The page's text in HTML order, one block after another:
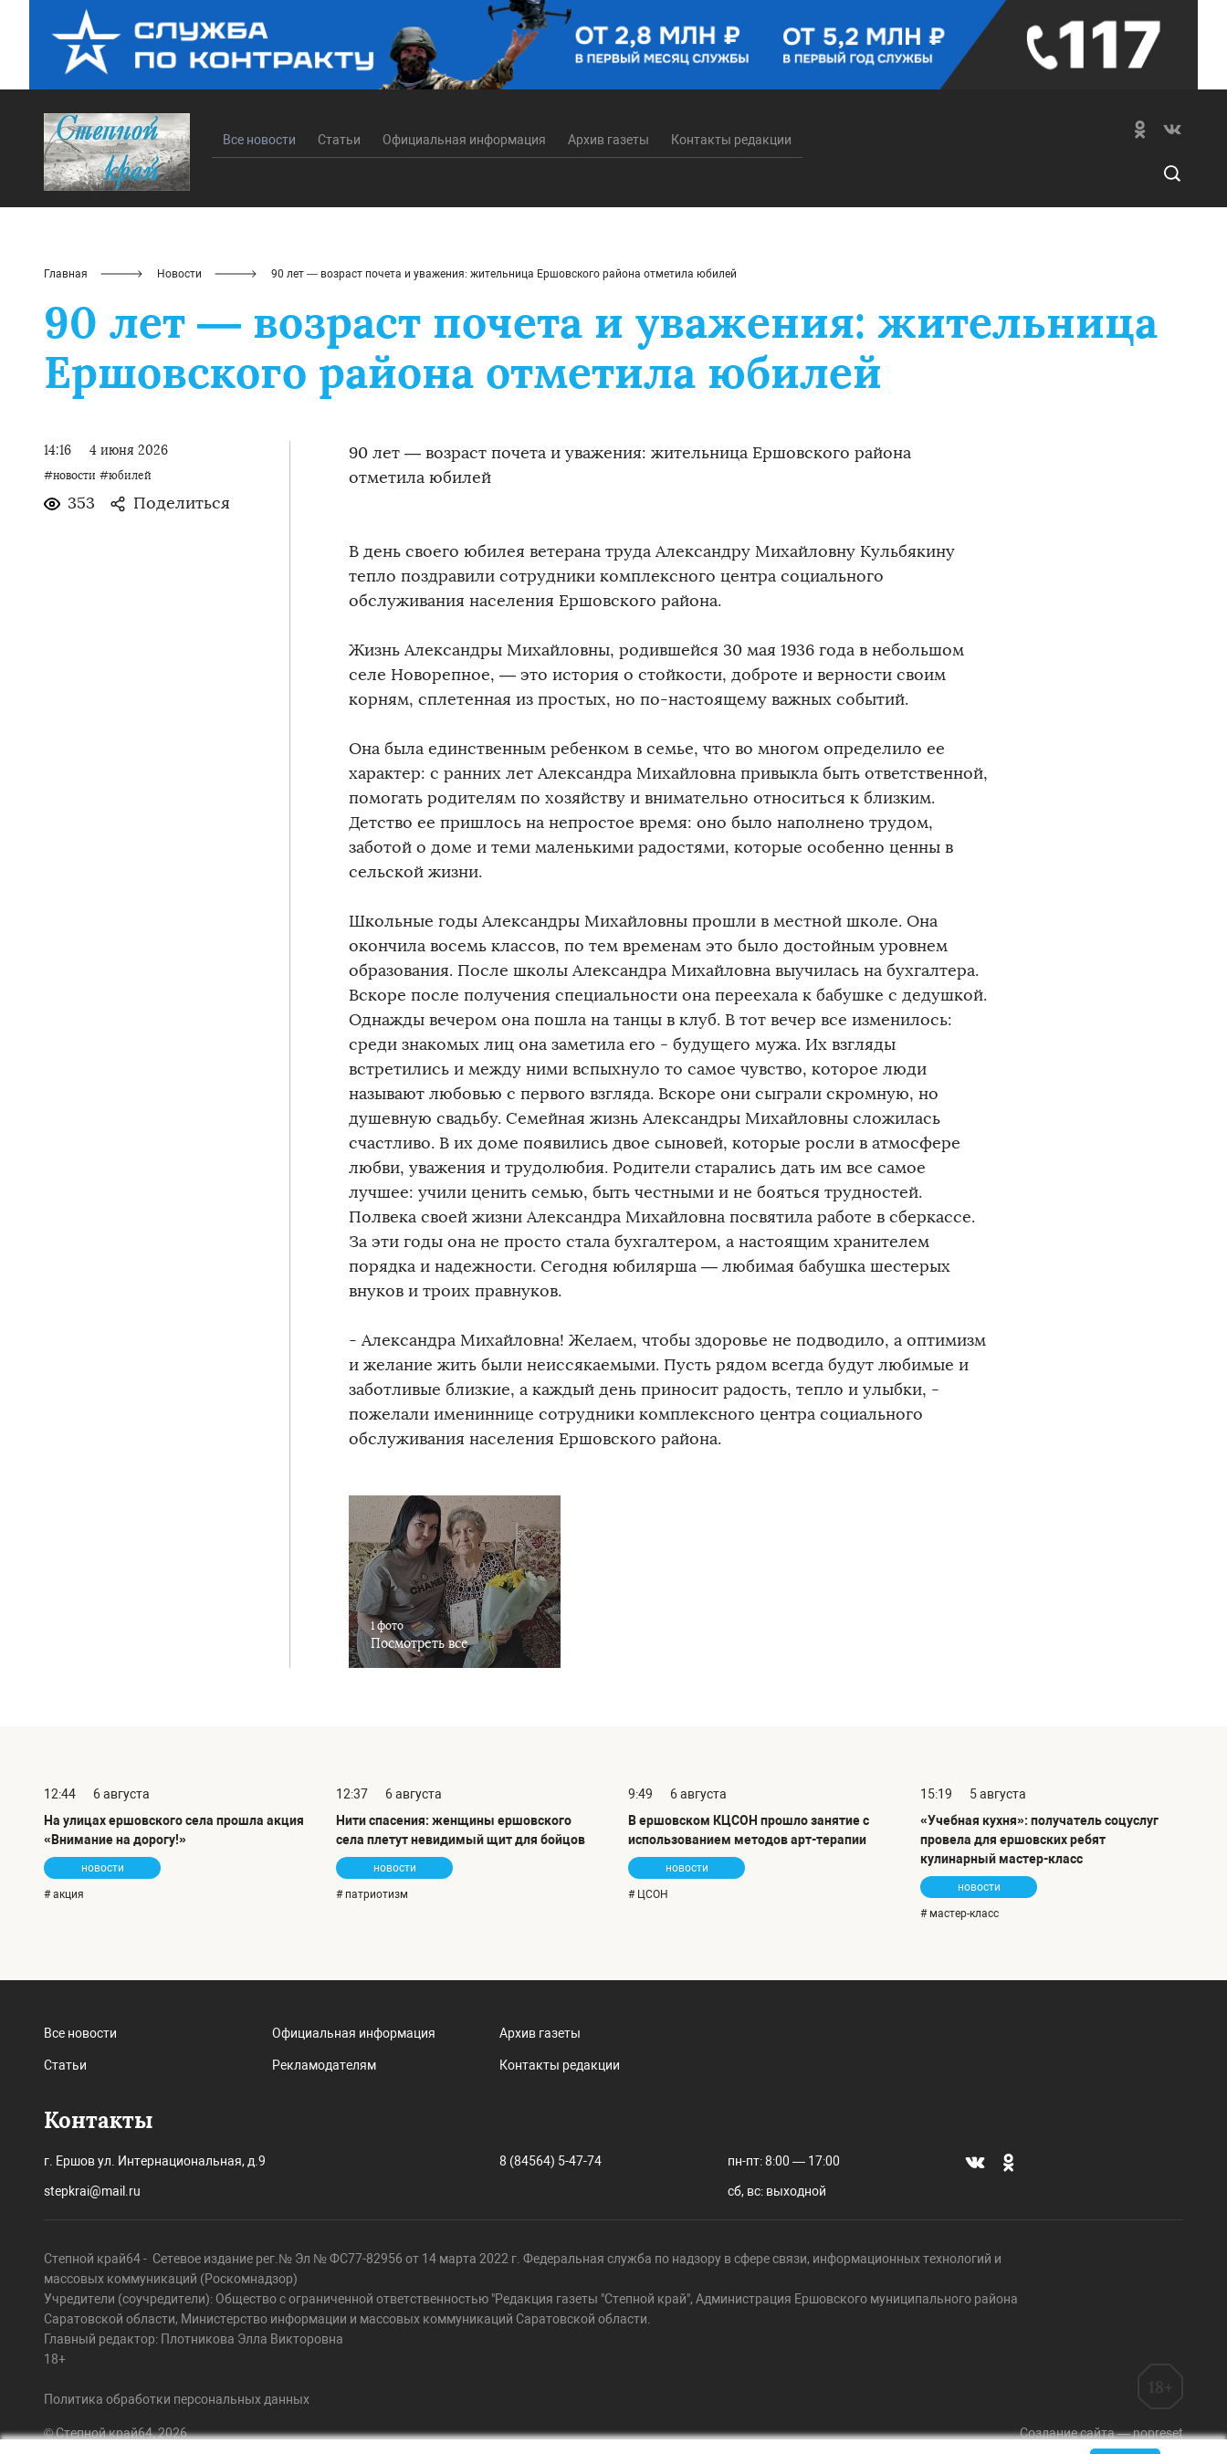
Все новости Статьи Официальная информация Архив газеты Контакты редакции
Главная Новости 90 лет — возраст почета и уважения: жительница Ершовского района отметила юбилей
90 лет — возраст почета и уважения: жительница
Ершовского района отметила юбилей
14:16 4 июня 2026
#новости #юбилей
353 Поделиться
90 лет — возраст почета и уважения: жительница Ершовского района
отметила юбилей
В день своего юбилея ветерана труда Александру Михайловну Кульбякину
тепло поздравили сотрудники комплексного центра социального
обслуживания населения Ершовского района.
Жизнь Александры Михайловны, родившейся 30 мая 1936 года в небольшом
селе Новорепное, — это история о стойкости, доброте и верности своим
корням, сплетенная из простых, но по-настоящему важных событий.
Она была единственным ребенком в семье, что во многом определило ее
характер: с ранних лет Александра Михайловна привыкла быть ответственной,
помогать родителям по хозяйству и внимательно относиться к близким.
Детство ее пришлось на непростое время: оно было наполнено трудом,
заботой о доме и теми маленькими радостями, которые особенно ценны в
сельской жизни.
Школьные годы Александры Михайловны прошли в местной школе. Она
окончила восемь классов, по тем временам это было достойным уровнем
образования. После школы Александра Михайловна выучилась на бухгалтера.
Вскоре после получения специальности она переехала к бабушке с дедушкой.
Однажды вечером она пошла на танцы в клуб. В тот вечер все изменилось:
среди знакомых лиц она заметила его - будущего мужа. Их взгляды
встретились и между ними вспыхнуло то самое чувство, которое люди
называют любовью с первого взгляда. Вскоре они сыграли скромную, но
душевную свадьбу. Семейная жизнь Александры Михайловны сложилась
счастливо. В их доме появились двое сыновей, которые росли в атмосфере
любви, уважения и трудолюбия. Родители старались дать им все самое
лучшее: учили ценить семью, быть честными и не бояться трудностей.
Полвека своей жизни Александра Михайловна посвятила работе в сберкассе.
За эти годы она не просто стала бухгалтером, а настоящим хранителем
порядка и надежности. Сегодня юбилярша — любимая бабушка шестерых
внуков и троих правнуков.
- Александра Михайловна! Желаем, чтобы здоровье не подводило, а оптимизм
и желание жить были неиссякаемыми. Пусть рядом всегда будут любимые и
заботливые близкие, а каждый день приносит радость, тепло и улыбки, -
пожелали имениннице сотрудники комплексного центра социального
обслуживания населения Ершовского района.
1 фото
Посмотреть все
12:44
6 августа
На улицах ершовского села прошла акция
«Внимание на дорогу!»
новости
# акция
12:37
6 августа
Нити спасения: женщины ершовского
села плетут невидимый щит для бойцов
новости
# патриотизм
9:49
6 августа
В ершовском КЦСОН прошло занятие с
использованием методов арт-терапии
новости
# ЦСОН
15:19
5 августа
«Учебная кухня»: получатель соцуслуг
провела для ершовских ребят
кулинарный мастер-класс
новости
# мастер-класс
Все новости
Статьи
Официальная информация
Рекламодателям
Архив газеты
Контакты редакции
Контакты
г. Ершов ул. Интернациональная, д.9
stepkrai@mail.ru
8 (84564) 5-47-74 пн-пт: 8:00 — 17:00
сб, вс: выходной
Степной край64 - Сетевое издание рег.№ Эл № ФС77-82956 от 14 марта 2022 г. Федеральная служба по надзору в сфере связи, информационных технологий и
массовых коммуникаций (Роскомнадзор)
Учредители (соучредители): Общество с ограниченной ответственностью "Редакция газеты "Степной край", Администрация Ершовского муниципального района
Саратовской области, Министерство информации и массовых коммуникаций Саратовской области.
Главный редактор: Плотникова Элла Викторовна
18+
Политика обработки персональных данных
© Степной край64, 2026
Создание сайта — nopreset